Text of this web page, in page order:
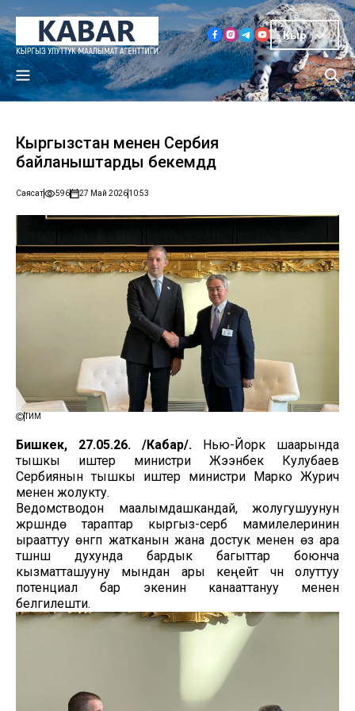
Кыр
Кыргызстан менен Сербия
байланыштарды бекемдөөдө
Саясат 596 27 Май 202610:53
ТИМ
Бишкек, 27.05.26. /Кабар/. Нью-Йорк шаарында
тышкы иштер министри Жээнбек Кулубаев
Сербиянын тышкы иштер министри Марко Журич
менен жолукту.
Ведомстводон маалымдашкандай, жолугушуунун
жүрүшүндө тараптар кыргыз-серб мамилелеринин
ырааттуу өнүгүп жатканын жана достук менен өз ара
түшүнүшүү духунда бардык багыттар боюнча
кызматташууну мындан ары кеңейтүү үчүн олуттуу
потенциал бар экенин канааттануу менен
белгилешти.